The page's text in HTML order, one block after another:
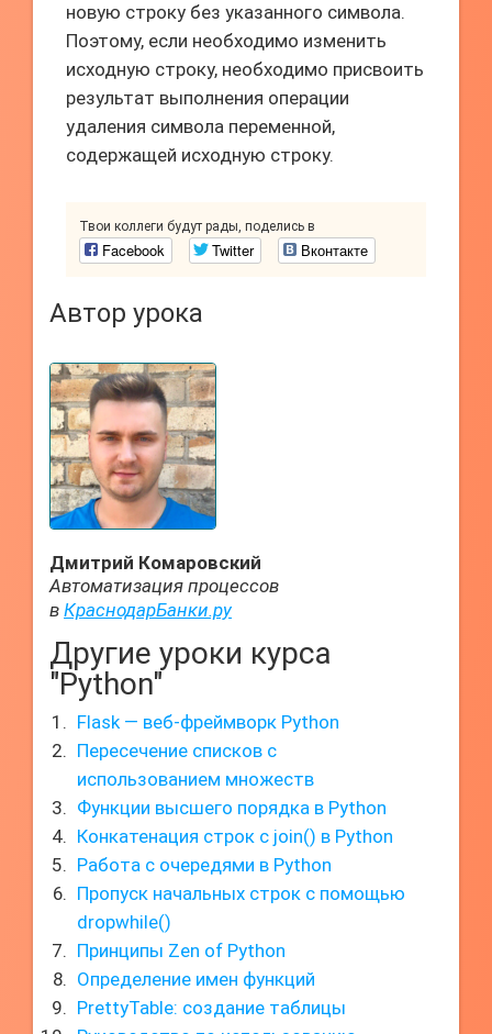
новую строку без указанного символа.
Поэтому, если необходимо изменить
исходную строку, необходимо присвоить
результат выполнения операции
удаления символа переменной,
содержащей исходную строку.
Твои коллеги будут рады, поделись в
Facebook Twitter Вконтакте
Автор урока
Дмитрий Комаровский
Автоматизация процессов
в КраснодарБанки.ру
Другие уроки курса
"Python"
Flask — веб-фреймворк Python
Пересечение списков с
использованием множеств
Функции высшего порядка в Python
Конкатенация строк с join() в Python
Работа с очередями в Python
Пропуск начальных строк с помощью
dropwhile()
Принципы Zen of Python
Определение имен функций
PrettyTable: создание таблицы